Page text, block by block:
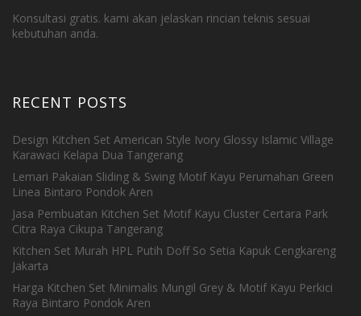
Konsultasi gratis. kami akan jelaskan rincian teknis sesuai
kebutuhan anda.
RECENT POSTS
Design Kitchen Set American Style Ivory Glossy Islamic Village
Karawaci Kelapa Dua Tangerang
Lemari Pakaian Sliding & Swing Motif Kayu Perumahan Green
Linea Bintaro Pondok Aren
Jasa Pembuatan Kitchen Set Motif Kayu Cluster Certara Park
Citra Raya Cikupa Tangerang
Kitchen Set Murah HPL Putih Doff So Setia Kapuk Cengkareng
Jakarta
Harga Kitchen Set Minimalis Mungil Grey & Motif Kayu Perkici
Raya Bintaro Pondok Aren